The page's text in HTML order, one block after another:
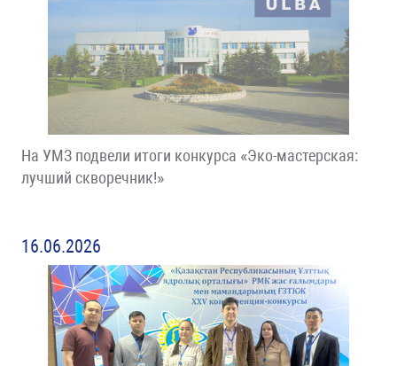
На УМЗ подвели итоги конкурса «Эко-мастерская:
лучший скворечник!»
16.06.2026